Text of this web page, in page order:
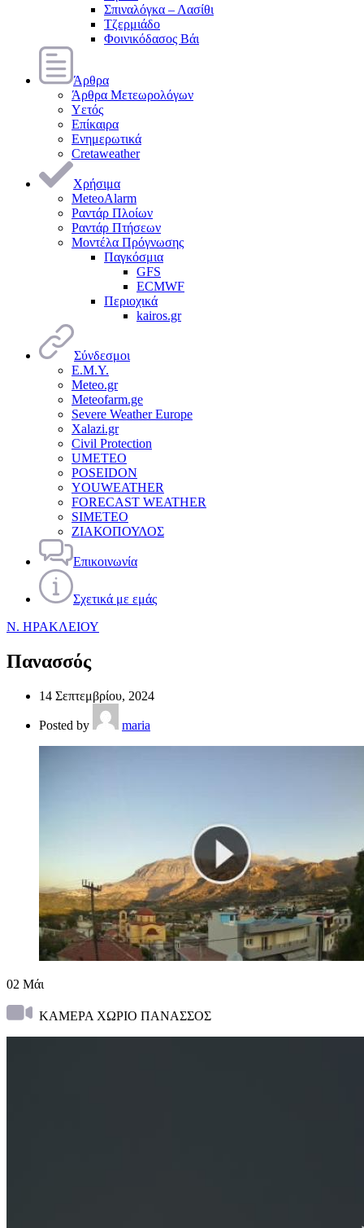
Σπιναλόγκα – Λασίθι
Τζερμιάδο
Φοινικόδασος Βάι
Άρθρα
Άρθρα Μετεωρολόγων
Υετός
Επίκαιρα
Ενημερωτικά
Cretaweather
Χρήσιμα
MeteoAlarm
Ραντάρ Πλοίων
Ραντάρ Πτήσεων
Μοντέλα Πρόγνωσης
Παγκόσμια
GFS
ECMWF
Περιοχικά
kairos.gr
Σύνδεσμοι
Ε.Μ.Υ.
Meteo.gr
Meteofarm.ge
Severe Weather Europe
Xalazi.gr
Civil Protection
UMETEO
POSEIDON
YOUWEATHER
FORECAST WEATHER
SIMETEO
ΖΙΑΚΟΠΟΥΛΟΣ
Επικοινωνία
Σχετικά με εμάς
Ν. ΗΡΑΚΛΕΙΟΥ
Πανασσός
14 Σεπτεμβρίου, 2024
Posted by maria
02 Μάι
ΚΑΜΕΡΑ ΧΩΡΙΟ ΠΑΝΑΣΣΟΣ